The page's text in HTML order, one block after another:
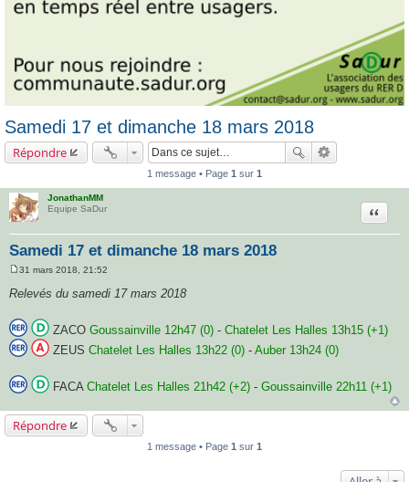
Samedi 17 et dimanche 18 mars 2018
Répondre
1 message • Page 1 sur 1
JonathanMM
Equipe SaDur
Samedi 17 et dimanche 18 mars 2018
s
a
g
e
31 mars 2018, 21:52
Relevés du samedi 17 mars 2018
ZACO Goussainville 12h47 (0) - Chatelet Les Halles 13h15 (+1)
ZEUS Chatelet Les Halles 13h22 (0) - Auber 13h24 (0)
FACA Chatelet Les Halles 21h42 (+2) - Goussainville 22h11 (+1)
Répondre
1 message • Page 1 sur 1